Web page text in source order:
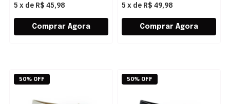
5 x de R$ 45,98 5 x de R$ 49,98
50% OFF 50% OFF